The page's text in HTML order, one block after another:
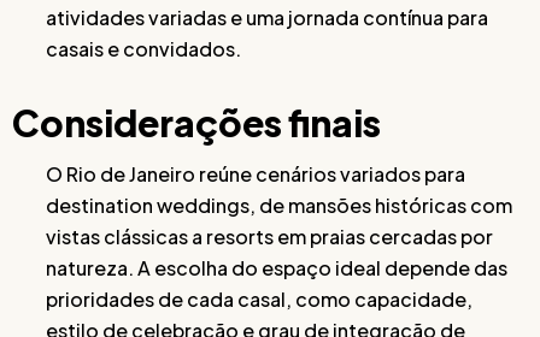
atividades variadas e uma jornada contínua para
casais e convidados.
Considerações finais
O Rio de Janeiro reúne cenários variados para
destination weddings, de mansões históricas com
vistas clássicas a resorts em praias cercadas por
natureza. A escolha do espaço ideal depende das
prioridades de cada casal, como capacidade,
estilo de celebração e grau de integração de